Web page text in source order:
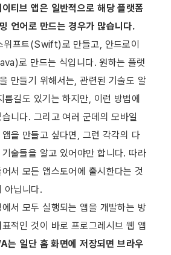
이티브 앱은 일반적으로 해당 플랫폼
언어로 만드는 경우가 많습니다.
프트(Swift)로 만들고, 안드로이
로 만드는 식입니다. 원하는 플랫
만들기 위해서는, 관련된 기술도 알
름길도 있기는 하지만, 이런 방법에
니다. 그리고 여러 군데의 모바일
을 만들고 싶다면, 그런 각각의 다
술들을 알고 있어야만 합니다. 따라
서 모든 앱스토어에 출시한다는 것
아닙니다.
서 모두 실행되는 앱을 개발하는 방
적인 것이 바로 프로그레시브 웹 앱
는 일단 홈 화면에 저장되면 브라우